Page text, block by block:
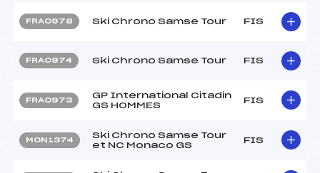
FRA0978 Ski Chrono Samse Tour FIS
FRA0974 Ski Chrono Samse Tour FIS
FRA0973
GP International Citadin
GS HOMMES
FIS
MON1374
Ski Chrono Samse Tour
et NC Monaco GS
FIS